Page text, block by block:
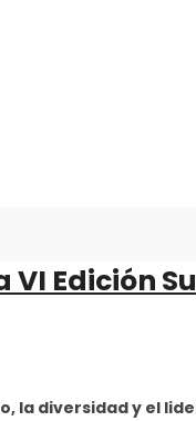
Edición
la diversidad y el